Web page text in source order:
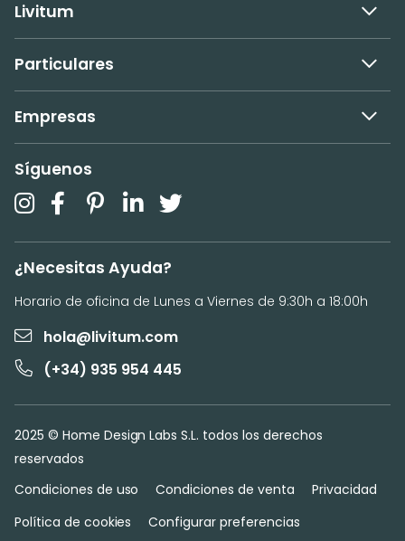
Livitum
Particulares
Empresas
Síguenos
¿Necesitas Ayuda?
Horario de oficina de Lunes a Viernes de 9:30h a 18:00h
hola@livitum.com
(+34) 935 954 445
2025 © Home Design Labs S.L. todos los derechos
reservados
Condiciones de uso
Condiciones de venta
Privacidad
Política de cookies
Configurar preferencias